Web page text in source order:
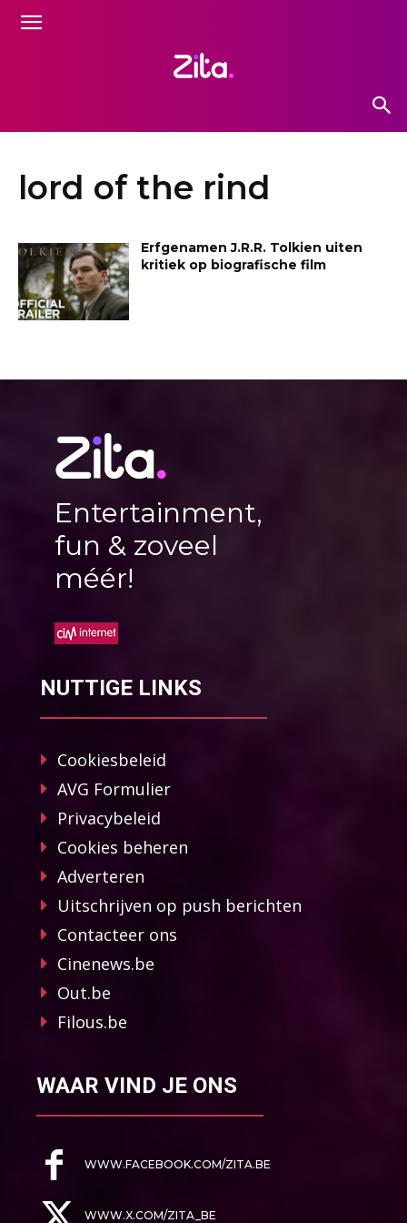
lord of the rind
Erfgenamen J.R.R. Tolkien uiten
kritiek op biografische film
Entertainment,
fun & zoveel
méér!
NUTTIGE LINKS
Cookiesbeleid
AVG Formulier
Privacybeleid
Cookies beheren
Adverteren
Uitschrijven op push berichten
Contacteer ons
Cinenews.be
Out.be
Filous.be
WAAR VIND JE ONS
WWW.FACEBOOK.COM/ZITA.BE
WWW.X.COM/ZITA_BE